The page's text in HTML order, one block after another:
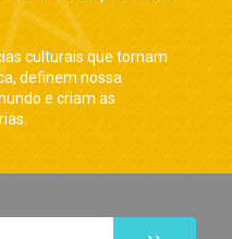
culturais que tornam
definem nossa
e criam as